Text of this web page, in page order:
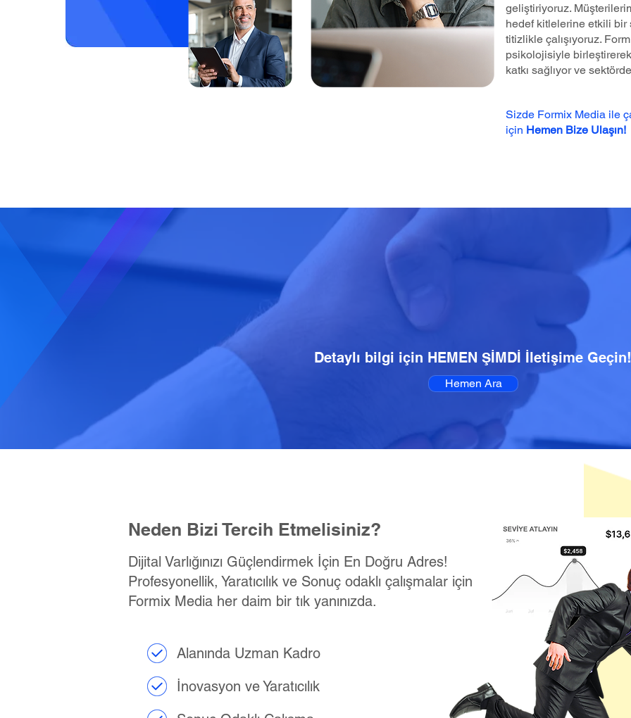
geliştiriyoruz.
hedef kitlelerine etkili bir
titizlikle çalışıyoruz.
psikolojisiyle
katkı sağlıyor ve
Sizde Formix Media ile
için Hemen Bize Ulaşın!
Detaylı bilgi için HEMEN ŞİMDİ İletişime Geçin!
Hemen Ara
Neden Bizi Tercih Etmelisiniz?
Dijital Varlığınızı Güçlendirmek İçin En Doğru Adres!
Profesyonellik, Yaratıcılık ve Sonuç odaklı çalışmalar için
Formix Media her daim bir tık yanınızda.
Alanında Uzman Kadro
İnovasyon ve Yaratıcılık